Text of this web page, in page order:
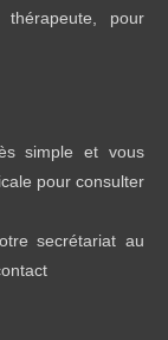
pour
simple et vous
pour consulter
secrétariat au